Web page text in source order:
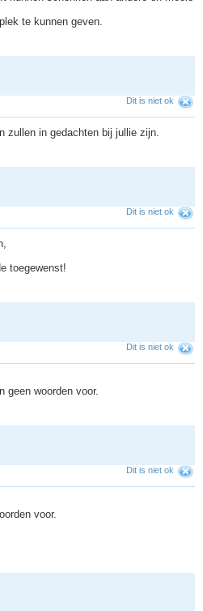
te kunnen geven.
Dit is niet ok
zullen in gedachten bij jullie zijn.
Dit is niet ok
toegewenst!
Dit is niet ok
geen woorden voor.
Dit is niet ok
voor.